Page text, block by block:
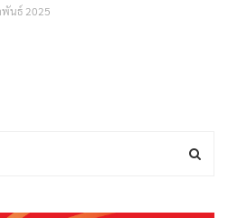
พันธ์ 2025